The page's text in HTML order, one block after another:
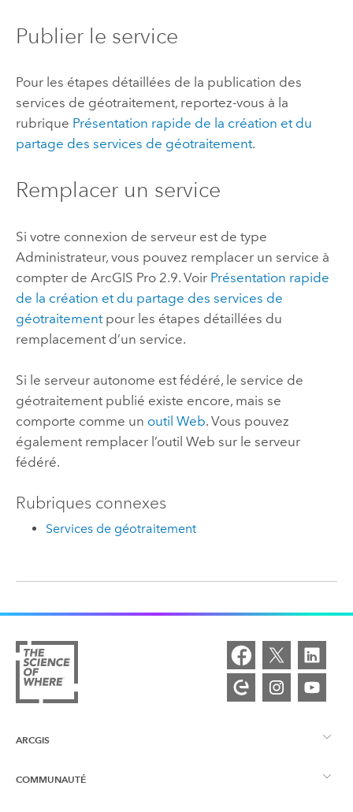
Publier le service
Pour les étapes détaillées de la publication des
services de géotraitement, reportez-vous à la
rubrique Présentation rapide de la création et du
partage des services de géotraitement.
Remplacer un service
Si votre connexion de serveur est de type
Administrateur, vous pouvez remplacer un service à
compter de ArcGIS Pro2.9. Voir Présentation rapide
de la création et du partage des services de
géotraitementpour les étapes détaillées du
remplacement d’un service.
Si le serveur autonome est fédéré, le service de
géotraitement publié existe encore, mais se
comporte comme un outil Web. Vous pouvez
également remplacer l’outil Web sur le serveur
fédéré.
Rubriques connexes
Services de géotraitement
ARCGIS
Vue d’ensemble d’ArcGIS
COMMUNAUTÉ